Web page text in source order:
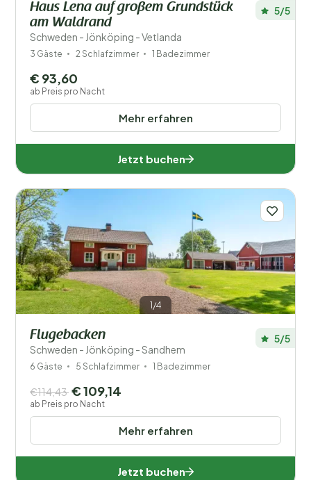
Haus Lena auf großem Grundstück
am Waldrand
Schweden - Jönköping - Vetlanda
5/5
3 Gäste 2 Schlafzimmer 1 Badezimmer
Mehr erfahren
€ 93,60
ab Preis pro Nacht
Jetzt buchen
1/4
Flugebacken
Schweden - Jönköping - Sandhem
5/5
6 Gäste 5 Schlafzimmer 1 Badezimmer
Mehr erfahren
€114,43 € 109,14
ab Preis pro Nacht
Jetzt buchen